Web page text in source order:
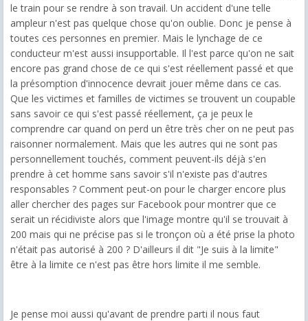
le train pour se rendre à son travail. Un accident d'une telle
ampleur n'est pas quelque chose qu'on oublie. Donc je pense à
toutes ces personnes en premier. Mais le lynchage de ce
conducteur m'est aussi insupportable. Il l'est parce qu'on ne sait
encore pas grand chose de ce qui s'est réellement passé et que
la présomption d'innocence devrait jouer même dans ce cas.
Que les victimes et familles de victimes se trouvent un coupable
sans savoir ce qui s'est passé réellement, ça je peux le
comprendre car quand on perd un être très cher on ne peut pas
raisonner normalement. Mais que les autres qui ne sont pas
personnellement touchés, comment peuvent-ils déjà s'en
prendre à cet homme sans savoir s'il n'existe pas d'autres
responsables ? Comment peut-on pour le charger encore plus
aller chercher des pages sur Facebook pour montrer que ce
serait un récidiviste alors que l'image montre qu'il se trouvait à
200 mais qui ne précise pas si le tronçon où a été prise la photo
n'était pas autorisé à 200 ? D'ailleurs il dit "Je suis à la limite"
être à la limite ce n'est pas être hors limite il me semble.
Je pense moi aussi qu'avant de prendre parti il nous faut